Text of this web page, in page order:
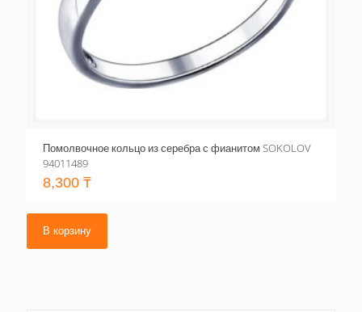
Помолвочное кольцо из серебра с фианитом SOKOLOV
94011489
8,300 ₸
В корзину